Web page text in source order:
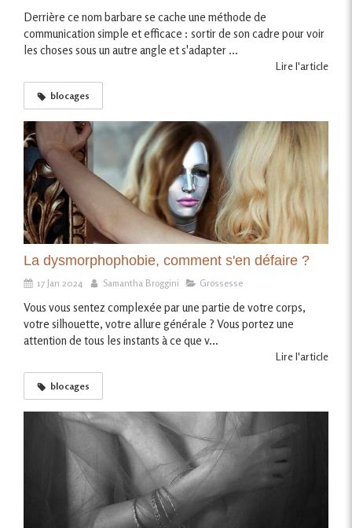
Derrière ce nom barbare se cache une méthode de
communication simple et efficace : sortir de son cadre pour voir
les choses sous un autre angle et s'adapter ...
Lire l'article
blocages
La dysmorphophobie, comment s'en défaire ?
17 Jan 2024 Samantha Broggini Grossesse
Vous vous sentez complexée par une partie de votre corps,
votre silhouette, votre allure générale ? Vous portez une
attention de tous les instants à ce que v...
Lire l'article
blocages